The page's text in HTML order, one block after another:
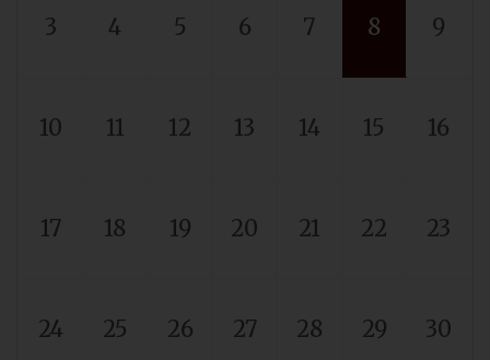
3 4 5 6 7 8 9
10 11 12 13 14 15 16
17 18 19 20 21 22 23
24 25 26 27 28 29 30